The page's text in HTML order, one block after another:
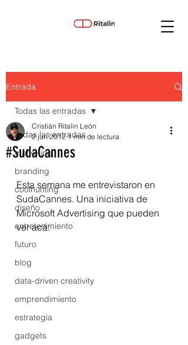
Entrada
Todas las entradas
marketing
branding
coolhunting
diseño
entretenimiento
futuro
blog
data-driven creativity
emprendimiento
estrategia
gadgets
Todas las entradas
#SudaCannes
Cristián Ritalin León
2 jun 2012 1 min de lectura
Esta semana me entrevistaron en
SudaCannes. Una iniciativa de
Microsoft Advertising que pueden
ver acá: